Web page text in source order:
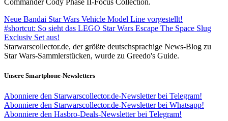
Commander Cody Phase II-Focus Collection.
Neue Bandai Star Wars Vehicle Model Line vorgestellt!
#shortcut: So sieht das LEGO Star Wars Escape The Space Slug
Exclusiv Set aus!
Starwarscollector.de, der größte deutschsprachige News-Blog zu
Star Wars-Sammlerstücken, wurde zu Greedo's Guide.
Unsere Smartphone-Newsletters
Abonniere den Starwarscollector.de-Newsletter bei Telegram!
Abonniere den Starwarscollector.de-Newsletter bei Whatsapp!
Abonniere den Hasbro-Deals-Newsletter bei Telegram!